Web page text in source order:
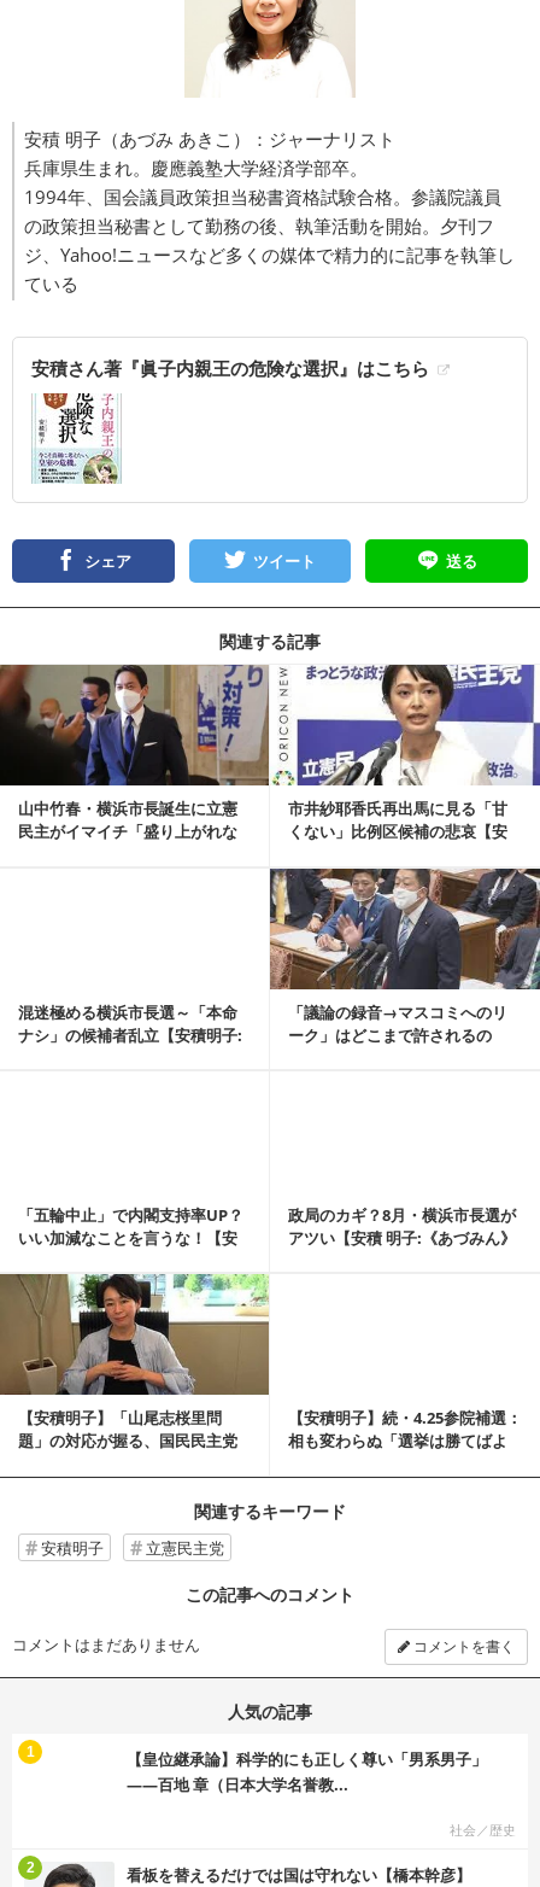
安積 明子（あづみ あきこ）：ジャーナリスト
兵庫県生まれ。慶應義塾大学経済学部卒。
1994年、国会議員政策担当秘書資格試験合格。参議院議員
の政策担当秘書として勤務の後、執筆活動を開始。夕刊フ
ジ、Yahoo!ニュースなど多くの媒体で精力的に記事を執筆し
ている
安積さん著『眞子内親王の危険な選択』はこちら
シェア ツイート 送る
関連する記事
山中竹春・横浜市長誕生に立憲
民主がイマイチ「盛り上がれな
市井紗耶香氏再出馬に見る「甘
くない」比例区候補の悲哀【安
記事を読む
混迷極める横浜市長選～「本命
ナシ」の候補者乱立【安積明子:
「議論の録音→マスコミへのリ
ーク」はどこまで許されるの
「五輪中止」で内閣支持率UP？
いい加減なことを言うな！【安
政局のカギ？8月・横浜市長選が
アツい【安積 明子:《あづみん》
【安積明子】「山尾志桜里問
題」の対応が握る、国民民主党
【安積明子】続・4.25参院補選：
相も変わらぬ「選挙は勝てばよ
記事を読む
関連するキーワード
安積明子 立憲民主党
この記事へのコメント
コメントはまだありません コメントを書く
人気の記事
【皇位継承論】科学的にも正しく尊い「男系男子」
――百地 章（日本大学名誉教...
社会／歴史
1
看板を替えるだけでは国は守れない【橋本幹彦】
2